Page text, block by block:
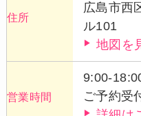
住所
広島市西
ル101
地図を
営業時間
9:00-
ご予約受